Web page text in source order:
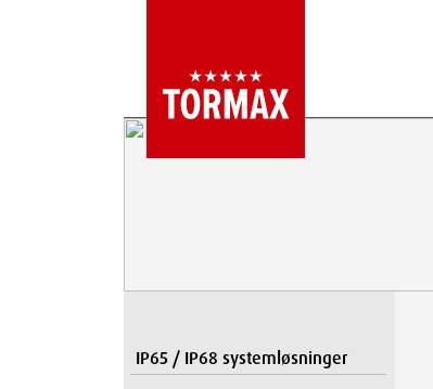
IP65 / IP68 systemløsninger